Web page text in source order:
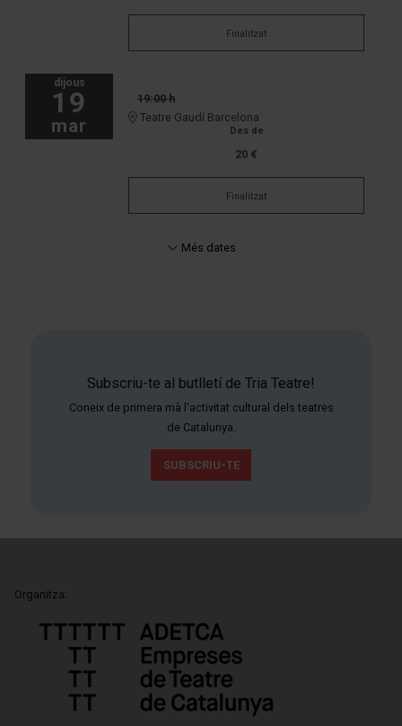
Finalitzat
dijous
19
mar
19:00 h
Teatre Gaudí Barcelona
Des de
20 €
Finalitzat
Més dates
Subscriu-te al butlletí de Tria Teatre!
Coneix de primera mà l'activitat cultural dels teatres
de Catalunya.
SUBSCRIU-TE
Organitza: